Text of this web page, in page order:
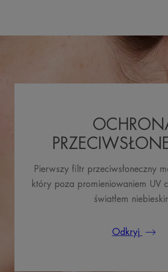
Pierwszy filtr przeciwsłoneczny
który poza promieniowaniem UV
światłem
Odkryj